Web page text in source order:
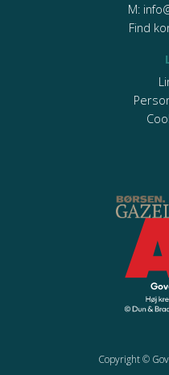
M:
Find
Copyright ©